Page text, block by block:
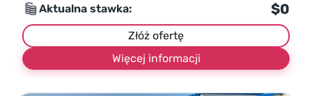
Aktualna stawka:
$0
Złóż ofertę
Więcej informacji